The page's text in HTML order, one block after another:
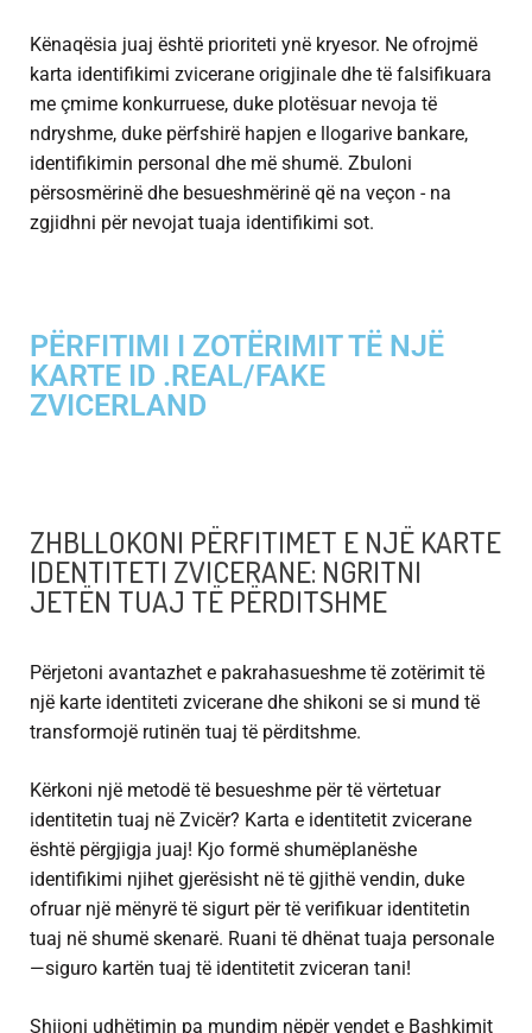
Kënaqësia juaj është prioriteti ynë kryesor. Ne ofrojmë
karta identifikimi zvicerane origjinale dhe të falsifikuara
me çmime konkurruese, duke plotësuar nevoja të
ndryshme, duke përfshirë hapjen e llogarive bankare,
identifikimin personal dhe më shumë. Zbuloni
përsosmërinë dhe besueshmërinë që na veçon - na
zgjidhni për nevojat tuaja identifikimi sot.
PËRFITIMI I ZOTËRIMIT TË NJË
KARTE ID .REAL/FAKE
ZVICERLAND
ZHBLLOKONI PËRFITIMET E NJË KARTE
IDENTITETI ZVICERANE: NGRITNI
JETËN TUAJ TË PËRDITSHME
Përjetoni avantazhet e pakrahasueshme të zotërimit të
një karte identiteti zvicerane dhe shikoni se si mund të
transformojë rutinën tuaj të përditshme.
Kërkoni një metodë të besueshme për të vërtetuar
identitetin tuaj në Zvicër? Karta e identitetit zvicerane
është përgjigja juaj! Kjo formë shumëplanëshe
identifikimi njihet gjerësisht në të gjithë vendin, duke
ofruar një mënyrë të sigurt për të verifikuar identitetin
tuaj në shumë skenarë. Ruani të dhënat tuaja personale
—siguro kartën tuaj të identitetit zviceran tani!
Shijoni udhëtimin pa mundim nëpër vendet e Bashkimit